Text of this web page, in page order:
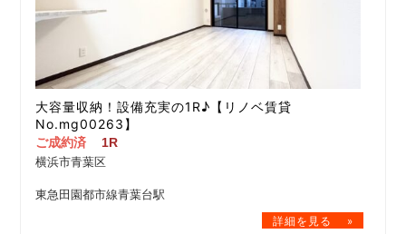
大容量収納！設備充実の1R♪【リノベ賃貸
No.mg00263】
ご成約済
1R
横浜市青葉区
東急田園都市線青葉台駅